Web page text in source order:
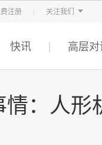
注册 关注我们
东西 芯东西
快讯 高层
：人